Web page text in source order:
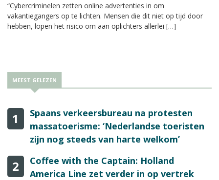
“Cybercriminelen zetten online advertenties in om
vakantiegangers op te lichten. Mensen die dit niet op tijd door
hebben, lopen het risico om aan oplichters allerlei […]
MEEST GELEZEN
1
Spaans verkeersbureau na protesten
massatoerisme: ‘Nederlandse toeristen
zijn nog steeds van harte welkom’
2
Coffee with the Captain: Holland
America Line zet verder in op vertrek